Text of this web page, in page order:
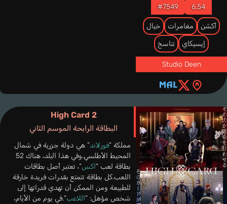
6.54
#7549
أكشن مغامرات خيال
إيسيكاي تناسخ
Studio Deen
High Card 2
البطاقة الرابحة الموسم الثاني
مملكة “فورلاند” هي دولة جزرية في شمال
المحيط الأطلسي.وفي هذا البلد، هناك 52
بطاقة لعب “اكس“، تعتبر أصل بطاقات
اللعب.كل بطاقة تتمتع بقدرات فريدة خارقة
للطبيعة ومن الممكن أن تهدي قدراتها إلى
شخص مؤهل: “اللاعب“.في يوم من الأيام،